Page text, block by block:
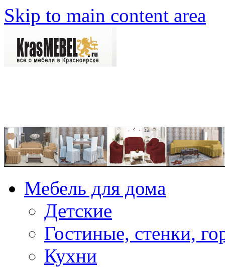
Skip to main content area
Мебель для дома
Детские
Гостиные, стенки,
Кухни